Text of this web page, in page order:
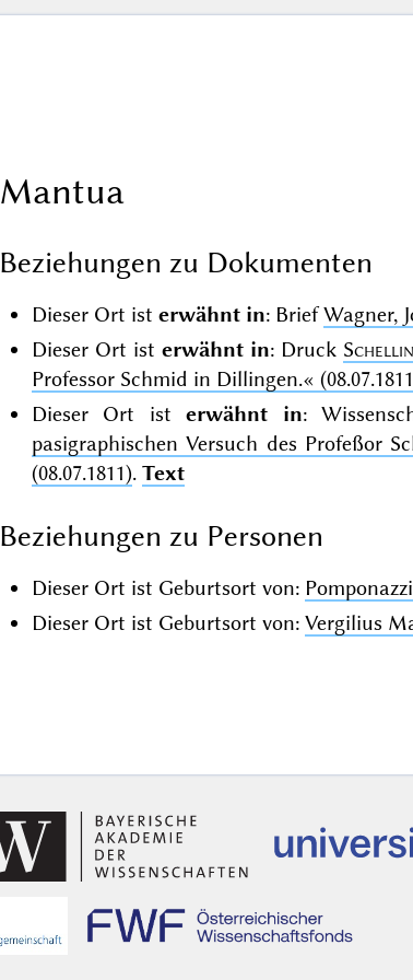
Mantua
Beziehungen zu Dokumenten
Dieser Ort ist erwähnt in: BriefWagner,
Dieser Ort isterwähnt in: Druck
Professor Schmid in Dillingen.«
Dieser Ort isterwähnt in:
pasigraphischen Versuch des Profeßor
(08.07.1811). Text
Beziehungen zu Personen
Dieser Ort ist Geburtsort von:
Dieser Ort ist Geburtsort von: Vergilius